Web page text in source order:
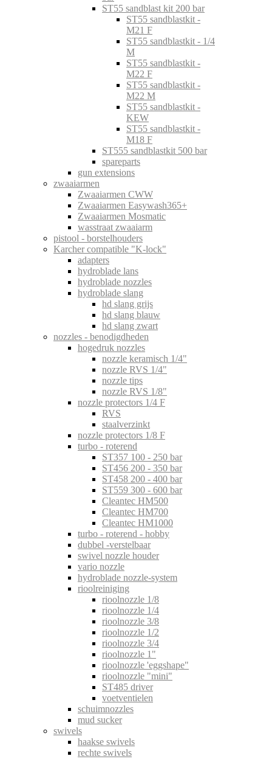
ST55 sandblast kit 200 bar
ST55 sandblastkit -
M21 F
ST55 sandblastkit - 1/4
M
ST55 sandblastkit -
M22 F
ST55 sandblastkit -
M22 M
ST55 sandblastkit -
KEW
ST55 sandblastkit -
M18 F
ST555 sandblastkit 500 bar
spareparts
gun extensions
zwaaiarmen
Zwaaiarmen CWW
Zwaaiarmen Easywash365+
Zwaaiarmen Mosmatic
wasstraat zwaaiarm
pistool - borstelhouders
Karcher compatible "K-lock"
adapters
hydroblade lans
hydroblade nozzles
hydroblade slang
hd slang grijs
hd slang blauw
hd slang zwart
nozzles - benodigdheden
hogedruk nozzles
nozzle keramisch 1/4"
nozzle RVS 1/4"
nozzle tips
nozzle RVS 1/8"
nozzle protectors 1/4 F
RVS
staalverzinkt
nozzle protectors 1/8 F
turbo - roterend
ST357 100 - 250 bar
ST456 200 - 350 bar
ST458 200 - 400 bar
ST559 300 - 600 bar
Cleantec HM500
Cleantec HM700
Cleantec HM1000
turbo - roterend - hobby
dubbel -verstelbaar
swivel nozzle houder
vario nozzle
hydroblade nozzle-system
rioolreiniging
rioolnozzle 1/8
rioolnozzle 1/4
rioolnozzle 3/8
rioolnozzle 1/2
rioolnozzle 3/4
rioolnozzle 1"
rioolnozzle 'eggshape"
rioolnozzle "mini"
ST485 driver
voetventielen
schuimnozzles
mud sucker
swivels
haakse swivels
rechte swivels